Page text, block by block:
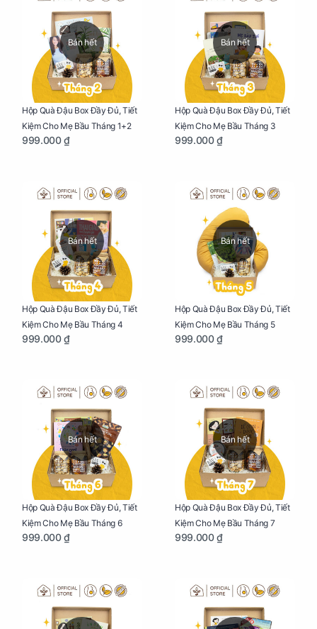
Bán hết
Hộp Quà Đậu Box Đầy Đủ, Tiết
Kiệm Cho Mẹ Bầu Tháng 1+2
999.000 ₫
Bán hết
Hộp Quà Đậu Box Đầy Đủ, Tiết
Kiệm Cho Mẹ Bầu Tháng 3
999.000 ₫
Bán hết
Hộp Quà Đậu Box Đầy Đủ, Tiết
Kiệm Cho Mẹ Bầu Tháng 4
999.000 ₫
Bán hết
Hộp Quà Đậu Box Đầy Đủ, Tiết
Kiệm Cho Mẹ Bầu Tháng 5
999.000 ₫
Bán hết
Hộp Quà Đậu Box Đầy Đủ, Tiết
Kiệm Cho Mẹ Bầu Tháng 6
999.000 ₫
Bán hết
Hộp Quà Đậu Box Đầy Đủ, Tiết
Kiệm Cho Mẹ Bầu Tháng 7
999.000 ₫